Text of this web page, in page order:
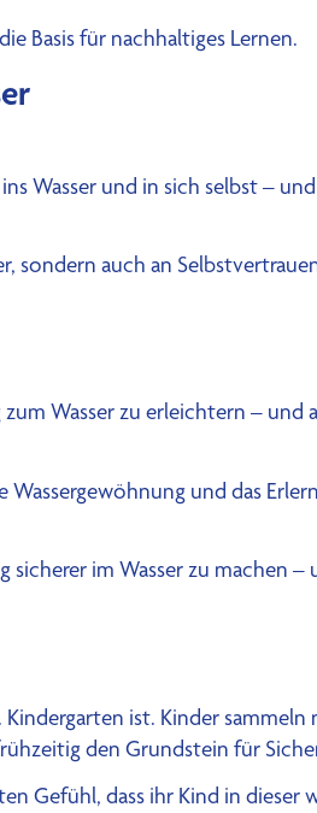
Basis für nachhaltiges Lernen.
Wasser und in sich selbst –
auch an
Wasser zu erleichtern – und
und das
im Wasser zu machen –
ist. Kinder
den Grundstein für
Gefühl, dass ihr Kind in